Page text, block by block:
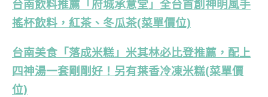
台南飲料推薦「府城承意堂」全台首創神明風手
搖杯飲料，紅茶、冬瓜茶(菜單價位)
台南美食「落成米糕」米其林必比登推薦，配上
四神湯一套剛剛好！另有葉香冷凍米糕(菜單價
位)